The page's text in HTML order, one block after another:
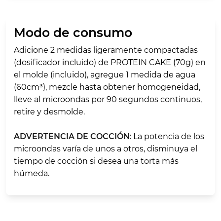
Modo de consumo
Adicione 2 medidas ligeramente compactadas
(dosificador incluido) de PROTEIN CAKE (70g) en
el molde (incluido), agregue 1 medida de agua
(60cm³), mezcle hasta obtener homogeneidad,
lleve al microondas por 90 segundos continuos,
retire y desmolde.
ADVERTENCIA DE COCCIÓN: La potencia de los
microondas varía de unos a otros, disminuya el
tiempo de cocción si desea una torta más
húmeda.